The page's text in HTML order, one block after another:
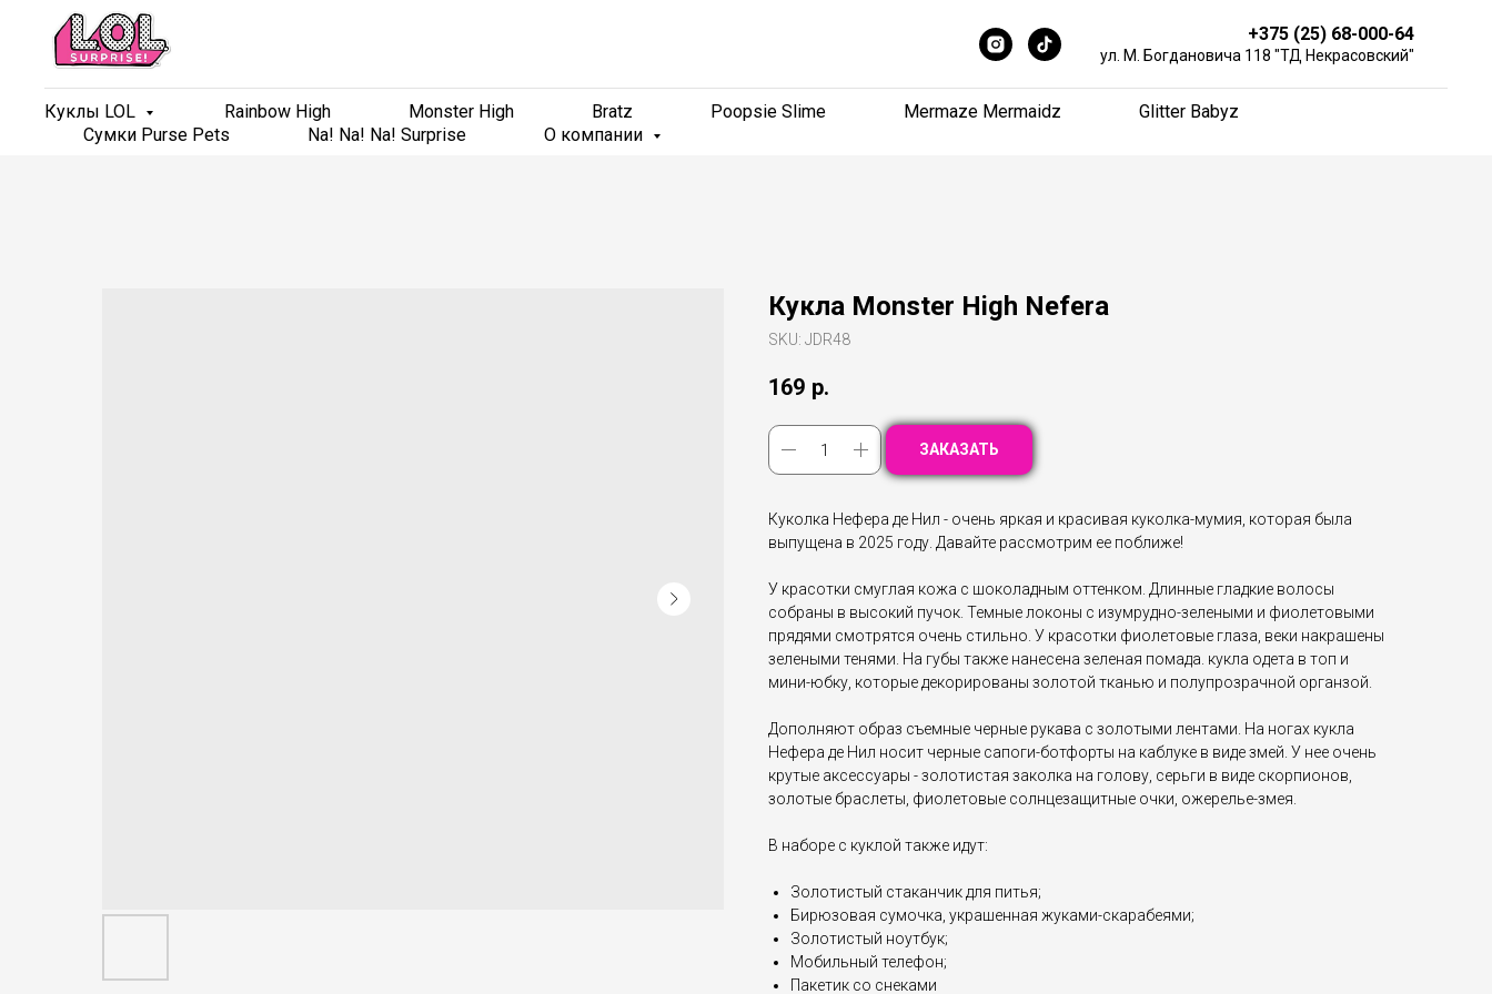
+375 (25) 68-000-64
ул. М. Богдановича 118 "ТД Некрасовский"
Куклы LOL Rainbow High Monster High Bratz Poopsie Slime Mermaze Mermaidz
Glitter Babyz
Сумки Purse Pets
Na! Na! Na! Surprise О компании
+375 (25) 68-000-64
ул. М. Богдановича 118 "ТД Некрасовский"
Куклы LOL Rainbow High Monster High Bratz Poopsie Slime Mermaze Mermaidz
Glitter Babyz
Сумки Purse Pets
Na! Na! Na! Surprise О компании
Кукла Monster High Nefera
SKU: JDR48
169 р.
ЗАКАЗАТЬ
Куколка Нефера де Нил - очень яркая и красивая куколка-мумия, которая была
выпущена в 2025 году. Давайте рассмотрим ее поближе!
У красотки смуглая кожа с шоколадным оттенком. Длинные гладкие волосы
собраны в высокий пучок. Темные локоны с изумрудно-зелеными и фиолетовыми
прядями смотрятся очень стильно. У красотки фиолетовые глаза, веки накрашены
зелеными тенями. На губы также нанесена зеленая помада. кукла одета в топ и
мини-юбку, которые декорированы золотой тканью и полупрозрачной органзой.
Дополняют образ съемные черные рукава с золотыми лентами. На ногах кукла
Нефера де Нил носит черные сапоги-ботфорты на каблуке в виде змей. У нее очень
крутые аксессуары - золотистая заколка на голову, серьги в виде скорпионов,
золотые браслеты, фиолетовые солнцезащитные очки, ожерелье-змея.
В наборе с куклой также идут:
Золотистый стаканчик для питья;
Бирюзовая сумочка, украшенная жуками-скарабеями;
Золотистый ноутбук;
Мобильный телефон;
Пакетик со снеками